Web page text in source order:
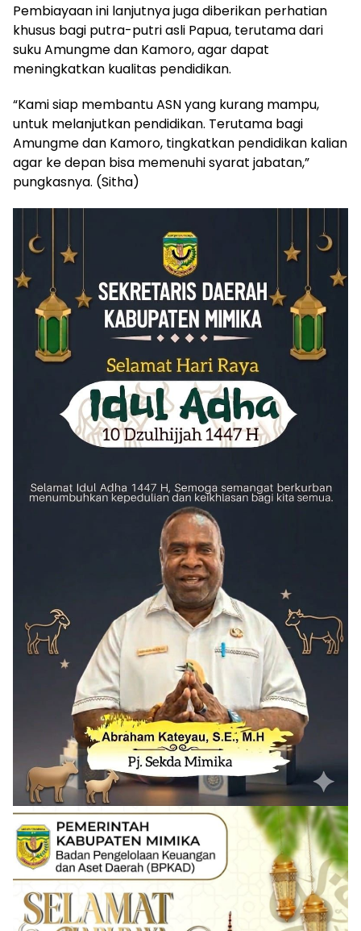
Pembiayaan ini lanjutnya juga diberikan perhatian
khusus bagi putra-putri asli Papua, terutama dari
suku Amungme dan Kamoro, agar dapat
meningkatkan kualitas pendidikan.
“Kami siap membantu ASN yang kurang mampu,
untuk melanjutkan pendidikan. Terutama bagi
Amungme dan Kamoro, tingkatkan pendidikan kalian
agar ke depan bisa memenuhi syarat jabatan,”
pungkasnya. (Sitha)